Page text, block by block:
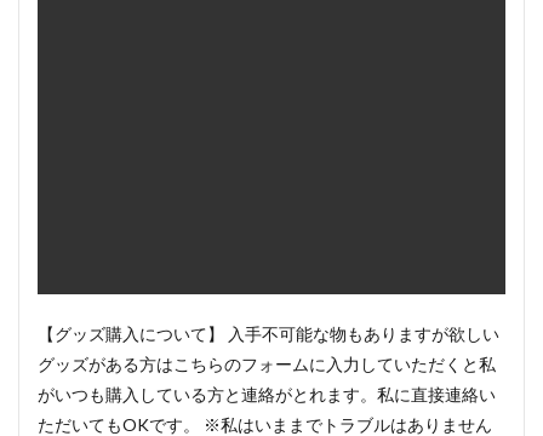
【グッズ購入について】 入手不可能な物もありますが欲しい
グッズがある方はこちらのフォームに入力していただくと私
がいつも購入している方と連絡がとれます。私に直接連絡い
ただいてもOKです。 ※私はいままでトラブルはありません